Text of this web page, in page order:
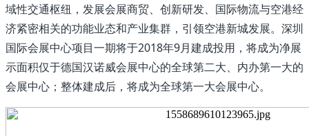
域性交通枢纽，发展会展商贸、创新研发、国际物流与空港经
济紧密相关的功能业态和产业集群，引领空港新城发展。深圳
国际会展中心项目一期将于2018年9月建成投用，将成为净展
示面积仅于德国汉诺威会展中心的全球第二大、内办第一大的
会展中心；整体建成后，将成为全球第一大会展中心。